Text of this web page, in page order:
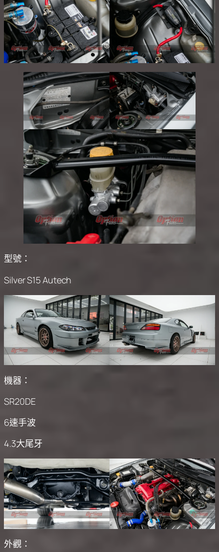
型號：
Silver S15 Autech
機器：
SR20DE
6速手波
4.3大尾牙
外觀：